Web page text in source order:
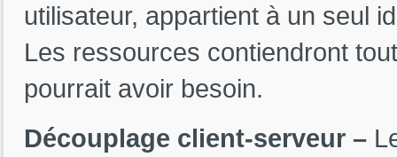
utilisateur, appartient à un seul
Les ressources contiendront
pourrait avoir besoin.
Découplage client-serveur –